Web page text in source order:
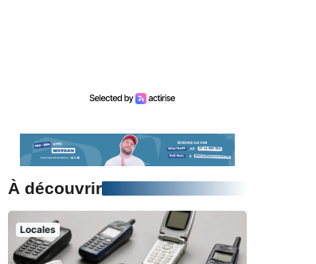
À découvrir
Locales